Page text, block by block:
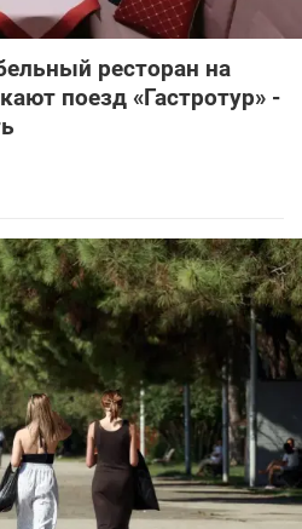
ресторан на
поезд «Гастротур» -